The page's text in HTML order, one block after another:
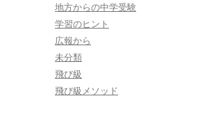
地方からの中学受験
学習のヒント
広報から
未分類
飛び級
飛び級メソッド